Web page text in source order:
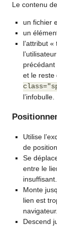
Le contenu
un fichier
un
l’attribut
précédant
et le reste
l’infobulle.
Utilise
de
Se
entre le
insuffisant.
Monte
lien est
navigateur.
Descend